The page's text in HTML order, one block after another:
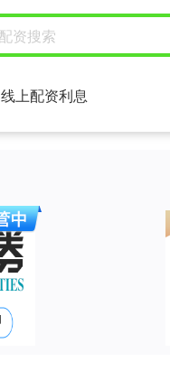
线上配资利息